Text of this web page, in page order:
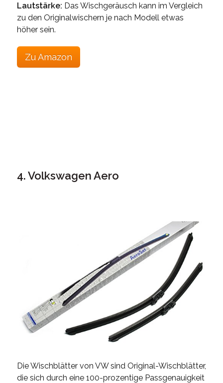
Lautstärke: Das Wischgeräusch kann im Vergleich
zu den Originalwischern je nach Modell etwas
höher sein.
Zu Amazon
4. Volkswagen Aero
Die Wischblätter von VW sind Original-Wischblätter,
die sich durch eine 100-prozentige Passgenauigkeit